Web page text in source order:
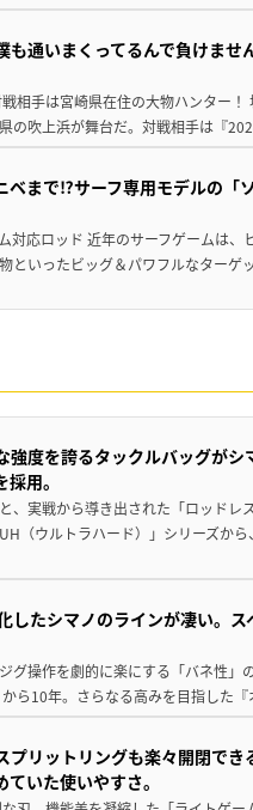
通いまくってるんで負けませ
相手は宮崎県在住の大物ハンター
の吹上浜が舞台だ。対戦相手は『
ベまで⁉サーフ専用モデルの「
対応ロッド 近年のサーフゲームは、
といったビッグ＆パワフルなターゲ
強度を誇るタックルバッグが
用。
、実戦から導き出された「ロッドレ
（ウルトラハード）」シリーズか
たシマノのラインが凄い。ス
グ操作を劇的に楽にする「バネ性」
ら10年。さらなる高みを目指した
プリットリングも楽々開閉で
いた使いやすさ。